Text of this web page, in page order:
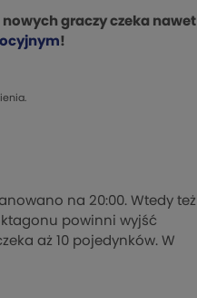
nowych graczy czeka nawet
!
na 20:00. Wtedy też
powinni wyjść
aż 10 pojedynków. W